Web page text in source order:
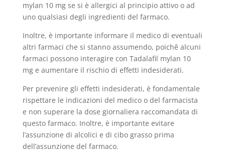
mylan 10 mg se si è allergici al principio attivo o ad
uno qualsiasi degli ingredienti del farmaco.
Inoltre, è importante informare il medico di eventuali
altri farmaci che si stanno assumendo, poichê alcuni
farmaci possono interagire con Tadalafil mylan 10
mg e aumentare il rischio di effetti indesiderati.
Per prevenire gli effetti indesiderati, è fondamentale
rispettare le indicazioni del medico o del farmacista
e non superare la dose giornaliera raccomandata di
questo farmaco. Inoltre, è importante evitare
l’assunzione di alcolici e di cibo grasso prima
dell’assunzione del farmaco.